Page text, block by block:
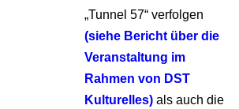
„Tunnel 57“ verfolgen
(siehe Bericht über die
Veranstaltung im
Rahmen von DST
Kulturelles) als auch die